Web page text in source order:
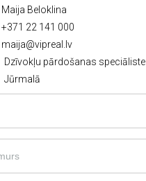
Maija Beloklina
+371 22 141 000
maija@vipreal.lv
Dzīvokļu pārdošanas speciāliste
Jūrmalā